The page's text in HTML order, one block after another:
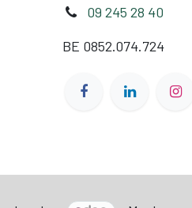
09 245 28 40
BE 0852.074.724